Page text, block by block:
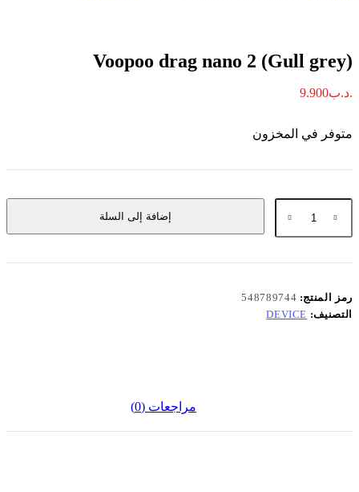
Voopoo drag nano 2 (Gull grey)
.د.ب9.900
متوفر في المخزون
كمية
Voopoo
drag
2
grey)
إضافة إلى السلة
رمز المنتج: 548789744
التصنيف: DEVICE
مراجعات (0)